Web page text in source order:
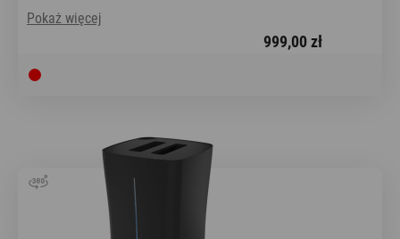
Pokaż więcej
999,00 zł